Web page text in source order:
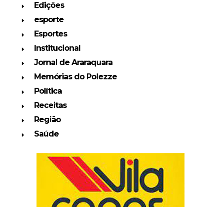
Edições
esporte
Esportes
Institucional
Jornal de Araraquara
Memórias do Polezze
Política
Receitas
Região
Saúde